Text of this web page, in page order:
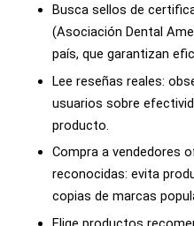
Busca sellos de
(Asociación Dental
país, que garantizan
Lee reseñas reales:
usuarios sobre
producto.
Compra a vendedores
reconocidas: evita
copias de marcas